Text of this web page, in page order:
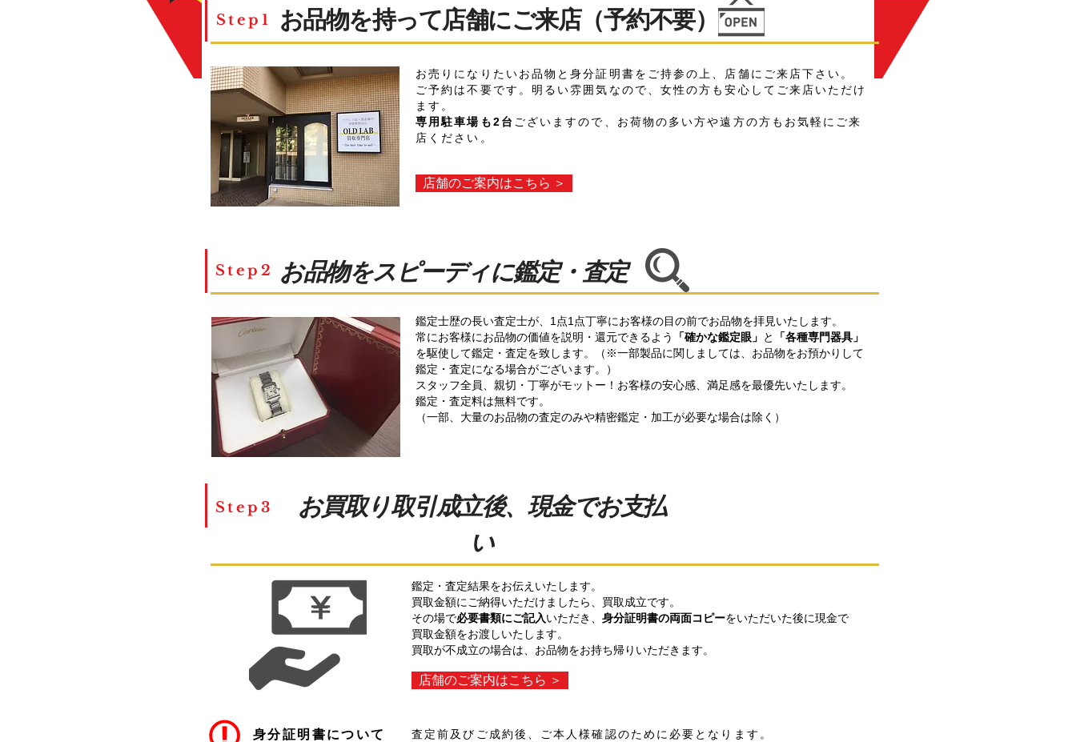
Step1 お品物を持って店舗にご来店（予約不要）
お売りになりたいお品物と身分証明書をご持参の上、店舗にご来店下さい。
ご予約は不要です。明るい雰囲気なので、女性の方も安心してご来店いただけ
ます。​
専用駐車場も2台 ございますので、お荷物の多い方や遠方の方もお気軽にご来
店ください。
店舗のご案内はこちら ＞
Step2 ​お品物をスピーディに鑑定・査定
鑑定士歴の長い査定士が、1点1点丁寧にお客様の目の前でお品物を拝見いたします。
常にお客様にお品物の価値を説明・還元できるよう
「確かな鑑定眼」 と
「各種専門器具」
を駆使して鑑定・査定を致します。（※一部製品に関しましては、お品物をお預かりして
鑑定・査定になる場合がございます。）
スタッフ全員、親切・丁寧がモットー！お客様の安心感、満足感を最優先いたします。
鑑定・査定料は無料です。
（一部、大量のお品物の査定のみや精密鑑定・加工が必要な場合は除く）
Step3
お買取り取引成立後、現金でお支払
い​
​身分証明書について
鑑定・査定結果をお伝えいたします。
買取金額にご納得いただけましたら、買取成立です。
その場で必要書類にご記入いただき、 身分証明書の両面コピーをいただいた後に現金で
買取金額をお渡しいたします。
買取が不成立の場合は、お品物をお持ち帰りいただきます。
店舗のご案内はこちら ＞
査定前及びご成約後、ご本人様確認のために必要となります。